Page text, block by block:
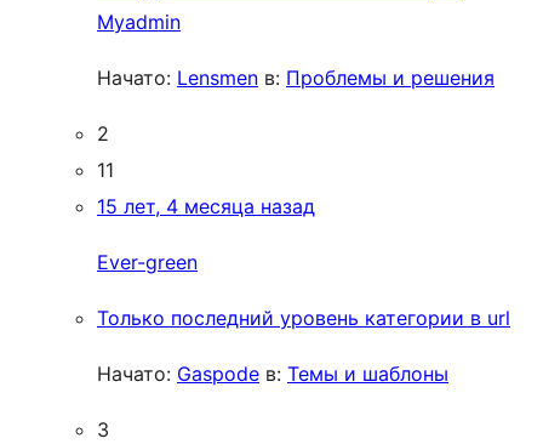
Myadmin
Начато: Lensmen в: Проблемы и решения
2
11
15 лет, 4 месяца назад
Ever-green
Только последний уровень категории в url
Начато: Gaspode в: Темы и шаблоны
3